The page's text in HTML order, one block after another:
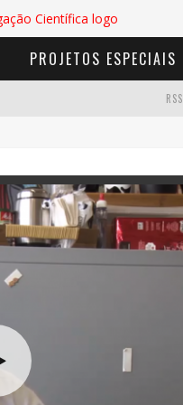
PROJETOS ESPECIAIS
RSS